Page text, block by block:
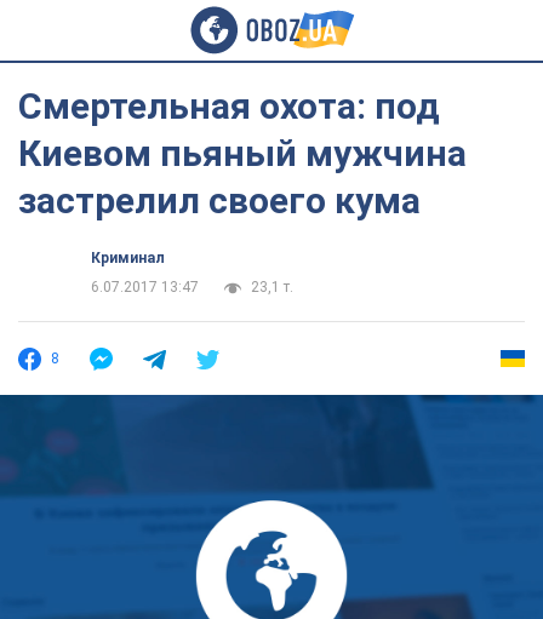
Смертельная охота: под
Киевом пьяный мужчина
застрелил своего кума
Криминал
6.07.2017 13:47
23,1 т.
8